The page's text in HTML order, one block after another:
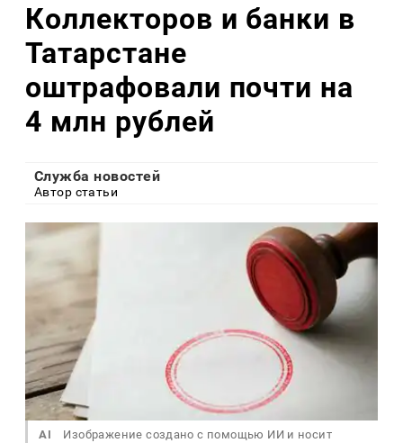
Коллекторов и банки в
Татарстане
оштрафовали почти на
4 млн рублей
Служба новостей
Автор статьи
AI
Изображение создано с помощью ИИ и носит